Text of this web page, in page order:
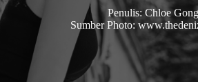
Penulis: Chloe
Sumber Photo: